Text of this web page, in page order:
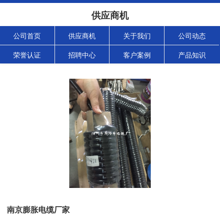
供应商机
公司首页 供应商机 关于我们 公司动态
荣誉认证 招聘中心 客户案例 产品知识
南京膨胀电缆厂家